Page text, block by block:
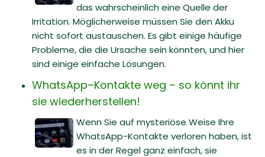
das wahrscheinlich eine Quelle der
Irritation. Möglicherweise müssen Sie den Akku
nicht sofort austauschen. Es gibt einige häufige
Probleme, die die Ursache sein könnten, und hier
sind einige einfache Lösungen.
WhatsApp–Kontakte weg – so könnt ihr
sie wiederherstellen!
Wenn Sie auf mysteriöse Weise Ihre
WhatsApp-Kontakte verloren haben, ist
es in der Regel ganz einfach, sie